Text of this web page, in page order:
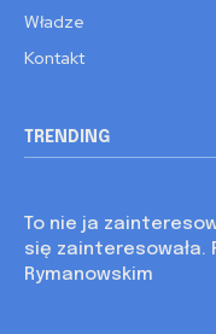
Władze
Kontakt
TRENDING
To nie ja
się zainteresowała.
Rymanowskim